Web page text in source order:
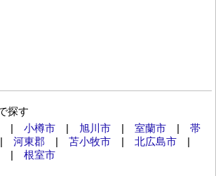
探す
小樽市 旭川市 室蘭市
帯
河東郡 苫小牧市 北広島市
根室市